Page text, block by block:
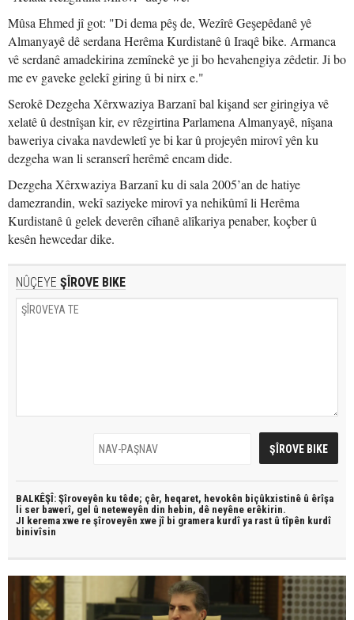
Mûsa Ehmed jî got: "Di dema pêş de, Wezîrê Geşepêdanê yê
Almanyayê dê serdana Herêma Kurdistanê û Iraqê bike. Armanca
vê serdanê amadekirina zemînekê ye ji bo hevahengiya zêdetir. Ji bo
me ev gaveke gelekî giring û bi nirx e."
Serokê Dezgeha Xêrxwaziya Barzanî bal kişand ser giringiya vê
xelatê û destnîşan kir, ev rêzgirtina Parlamena Almanyayê, nîşana
baweriya civaka navdewletî ye bi kar û projeyên mirovî yên ku
dezgeha wan li seranserî herêmê encam dide.
Dezgeha Xêrxwaziya Barzanî ku di sala 2005’an de hatiye
damezrandin, wekî saziyeke mirovî ya nehikûmî li Herêma
Kurdistanê û gelek deverên cîhanê alîkariya penaber, koçber û
kesên hewcedar dike.
NÛÇEYE ŞÎROVE BIKE
BALKÊŞÎ: Şîroveyên ku têde; çêr, heqaret, hevokên biçûkxistinê û êrîşa
li ser bawerî, gel û neteweyên din hebin, dê neyêne erêkirin.
JI kerema xwe re şîroveyên xwe jî bi gramera kurdî ya rast û tîpên kurdî
binivîsin